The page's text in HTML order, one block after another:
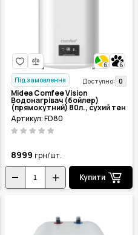
6
6
Під замовлення
Доступно: 0
Midea Comfee Vision
Водонагрівач (бойлер)
(прямокутний) 80л., сухий тен
FD80
Артикул: FD80
8999 грн/шт.
Купити